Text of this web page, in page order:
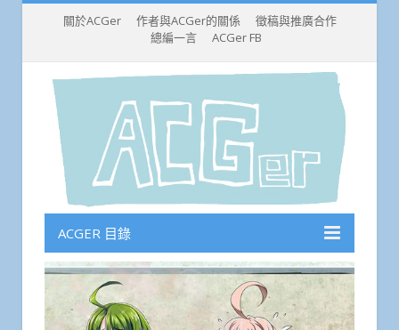
關於ACGer 作者與ACGer的關係
徵稿與推廣合作
總編一言
ACGer FB
ACGER 目錄